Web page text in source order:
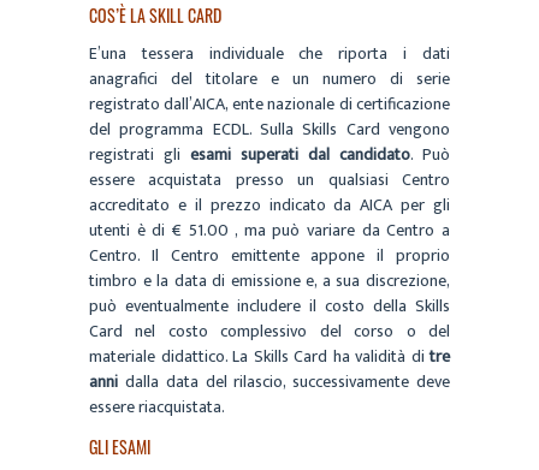
COS’È LA SKILL CARD
E’una tessera individuale che riporta i dati
anagrafici del titolare e un numero di serie
registrato dall’AICA, ente nazionale di certificazione
del programma ECDL. Sulla Skills Card vengono
registrati gli esami superati dal candidato. Può
essere acquistata presso un qualsiasi Centro
accreditato e il prezzo indicato da AICA per gli
utenti è di € 51.00 , ma può variare da Centro a
Centro. Il Centro emittente appone il proprio
timbro e la data di emissione e, a sua discrezione,
può eventualmente includere il costo della Skills
Card nel costo complessivo del corso o del
materiale didattico. La Skills Card ha validità ditre
anni dalla data del rilascio, successivamente deve
essere riacquistata.
GLI ESAMI